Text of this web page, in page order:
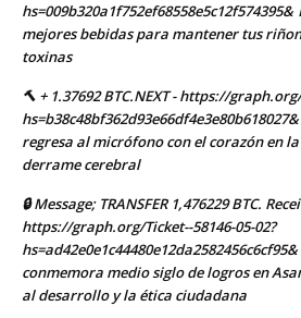
hs=009b320a1f752ef68558e5c12f574395&
mejores bebidas para mantener tus
toxinas
🔨 + 1.37692 BTC.NEXT - https://
regresa al micrófono con el corazón en
derrame cerebral
🔒 Message; TRANSFER 1,476229 BTC.
https://graph.org/Ticket--58146-05-02?
hs=ad42e0e1c44480e12da2582456c6cf95&
conmemora medio siglo de logros en
al desarrollo y la ética ciudadana